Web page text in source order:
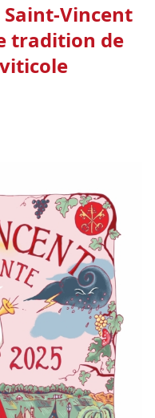
Vincent
tradition de
E-mail